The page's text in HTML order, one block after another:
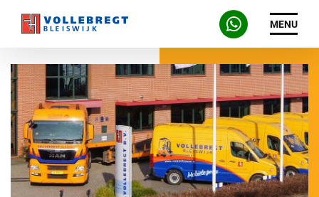
MENU